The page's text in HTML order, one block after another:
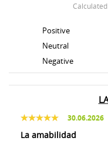
Positive
Neutral
Negative
30.06.2026
La amabilidad